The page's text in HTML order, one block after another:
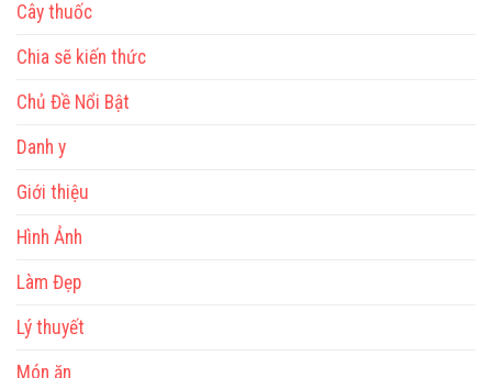
Cây thuốc
Chia sẽ kiến thức
Chủ Đề Nổi Bật
Danh y
Giới thiệu
Hình Ảnh
Làm Đẹp
Lý thuyết
Món ăn